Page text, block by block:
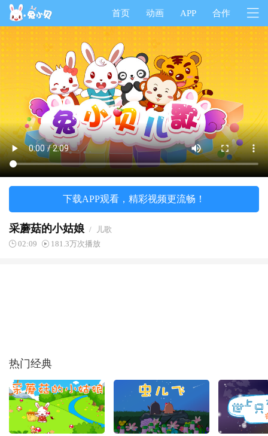
首页 动画 APP 合作
下载APP观看，精彩视频更流畅！
采蘑菇的小姑娘 /
儿歌
02:09
181.3万次播放
热门经典